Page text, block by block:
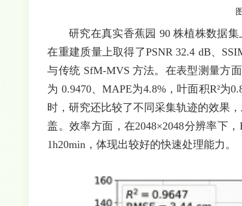
研究在真实香蕉园 90 株植株数据
在重建质量上取得了PSNR 32.4 dB、
与传统 SfM-MVS 方法。在表型测量方
为 0.9470、MAPE为4.8%，叶面积R²为
时，研究还比较了不同采集轨迹的效果
盖。效率方面，在2048×2048分辨率下
1h20min，体现出较好的快速处理能力。